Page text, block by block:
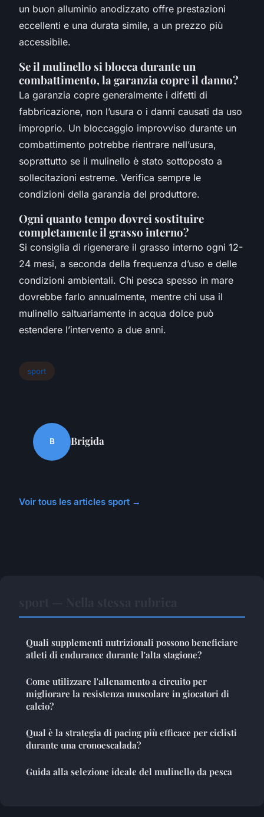
un buon alluminio anodizzato offre prestazioni
eccellenti e una durata simile, a un prezzo più
accessibile.
Se il mulinello si blocca durante un
combattimento, la garanzia copre il danno?
La garanzia copre generalmente i difetti di
fabbricazione, non l’usura o i danni causati da uso
improprio. Un bloccaggio improvviso durante un
combattimento potrebbe rientrare nell’usura,
soprattutto se il mulinello è stato sottoposto a
sollecitazioni estreme. Verifica sempre le
condizioni della garanzia del produttore.
Ogni quanto tempo dovrei sostituire
completamente il grasso interno?
Si consiglia di rigenerare il grasso interno ogni 12-
24 mesi, a seconda della frequenza d’uso e delle
condizioni ambientali. Chi pesca spesso in mare
dovrebbe farlo annualmente, mentre chi usa il
mulinello saltuariamente in acqua dolce può
estendere l’intervento a due anni.
sport
B Brigida
Voir tous les articles sport →
Quali supplementi nutrizionali possono beneficiare
atleti di endurance durante l'alta stagione?
Come utilizzare l'allenamento a circuito per
migliorare la resistenza muscolare in giocatori di
calcio?
Qual è la strategia di pacing più efficace per ciclisti
durante una cronoescalada?
Guida alla selezione ideale del mulinello da pesca